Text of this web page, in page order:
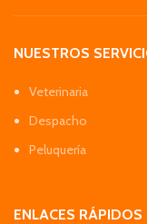
NUESTROS
Veterinaria
Despacho
Peluquería
ENLACES RÁPIDOS